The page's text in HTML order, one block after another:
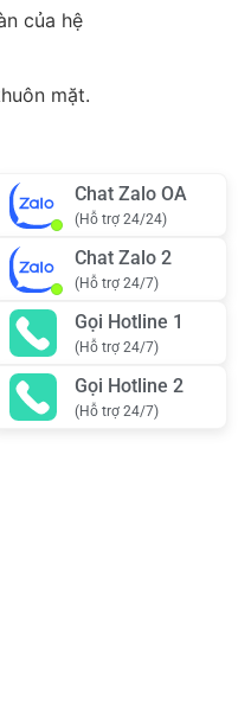
của hệ
mặt.
giải pháp
biết thêm
Chat Zalo OA
(Hỗ trợ 24/24)
Chat Zalo 2
(Hỗ trợ 24/7)
Gọi Hotline 1
(Hỗ trợ 24/7)
Gọi Hotline 2
(Hỗ trợ 24/7)